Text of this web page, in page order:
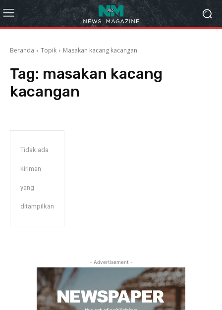
Beranda Topik Masakan kacang kacangan
Tag: masakan kacang
kacangan
Tidak ada
kiriman
yang
ditampilkan
- Advertisement -